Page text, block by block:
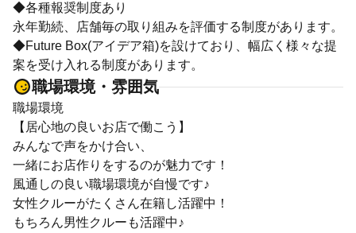
◆各種報奨制度あり
永年勤続、店舗毎の取り組みを評価する制度があります。
◆Future Box(アイデア箱)を設けており、幅広く様々な提
案を受け入れる制度があります。
職場環境・雰囲気
職場環境
【居心地の良いお店で働こう】
みんなで声をかけ合い、
一緒にお店作りをするのが魅力です！
風通しの良い職場環境が自慢です♪
女性クルーがたくさん在籍し活躍中！
もちろん男性クルーも活躍中♪